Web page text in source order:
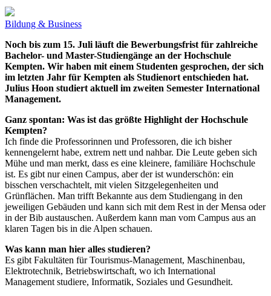
Bildung & Business
Noch bis zum 15. Juli läuft die Bewerbungsfrist für zahlreiche
Bachelor- und Master-Studiengänge an der Hochschule
Kempten. Wir haben mit einem Studenten gesprochen, der sich
im letzten Jahr für Kempten als Studienort entschieden hat.
Julius Hoon studiert aktuell im zweiten Semester International
Management.
Ganz spontan: Was ist das größte Highlight der Hochschule
Kempten?
Ich finde die Professorinnen und Professoren, die ich bisher
kennengelernt habe, extrem nett und nahbar. Die Leute geben sich
Mühe und man merkt, dass es eine kleinere, familiäre Hochschule
ist. Es gibt nur einen Campus, aber der ist wunderschön: ein
bisschen verschachtelt, mit vielen Sitzgelegenheiten und
Grünflächen. Man trifft Bekannte aus dem Studiengang in den
jeweiligen Gebäuden und kann sich mit dem Rest in der Mensa oder
in der Bib austauschen. Außerdem kann man vom Campus aus an
klaren Tagen bis in die Alpen schauen.
Was kann man hier alles studieren?
Es gibt Fakultäten für Tourismus-Management, Maschinenbau,
Elektrotechnik, Betriebswirtschaft, wo ich International
Management studiere, Informatik, Soziales und Gesundheit.